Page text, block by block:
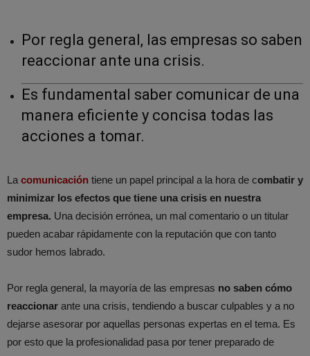
Por regla general, las empresas so saben
reaccionar ante una crisis.
Es fundamental saber comunicar de una
manera eficiente y concisa todas las
acciones a tomar.
La comunicación tiene un papel principal a la hora de combatir y
minimizar los efectos que tiene una crisis en nuestra
empresa. Una decisión errónea, un mal comentario o un titular
pueden acabar rápidamente con la reputación que con tanto
sudor hemos labrado.
Por regla general, la mayoría de las empresas no saben cómo
reaccionar ante una crisis, tendiendo a buscar culpables y a no
dejarse asesorar por aquellas personas expertas en el tema. Es
por esto que la profesionalidad pasa por tener preparado de